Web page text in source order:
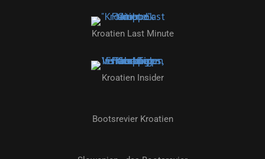
Kroatien Last Minute
Kroatien Insider
Bootsrevier Kroatien